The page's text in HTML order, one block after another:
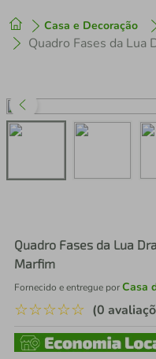
Casa e Decoração
Quadro Fases da Lua
Marfim
Fornecido e entregue porCasa
☆☆☆☆☆ (0
1º tenis
perfume